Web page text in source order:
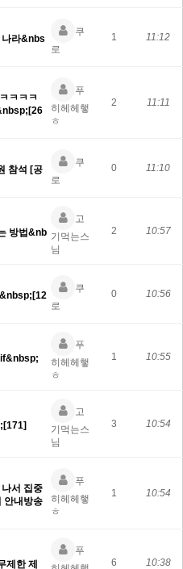
나라&nbs
쿠
로
1 11:12
ㅋㅋㅋ
푸
히헤헤햏
ㅎ
2 11:11
참석 [공
쿠
로
0 11:10
방법&nb
고
기먹는스
님
2 10:57
쿠
로
0 10:56
푸
히헤헤햏
ㅎ
1 10:55
고
기먹는스
님
3 10:54
서 집중
안내방송
푸
히헤헤햏
ㅎ
1 10:54
제한 제
푸
6 10:38